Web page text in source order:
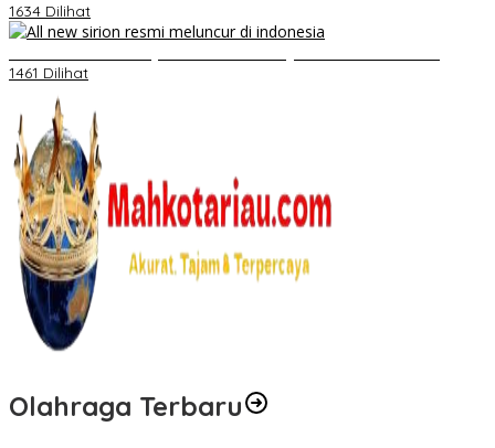
1634 Dilihat
1461 Dilihat
Olahraga Terbaru